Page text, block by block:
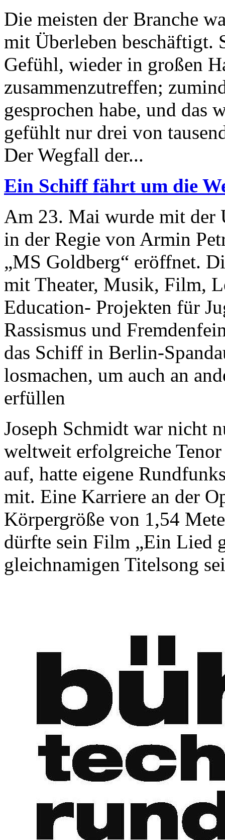
Die meisten der Branche
mit Überleben beschäftigt.
Gefühl, wieder in großen
zusammenzutreffen;
gesprochen habe, und das
gefühlt nur drei von
Der Wegfall der...
Ein Schiff fährt um die
Am 23. Mai wurde mit der
in der Regie von Armin
„MS Goldberg“ eröffnet.
mit Theater, Musik, Film,
Education- Projekten für
Rassismus und
das Schiff in Berlin-
losmachen, um auch an
erfüllen
Joseph Schmidt war nicht
weltweit erfolgreiche
auf, hatte eigene
mit. Eine Karriere an der
Körpergröße von 1,54
dürfte sein Film „Ein Lied
gleichnamigen Titelsong